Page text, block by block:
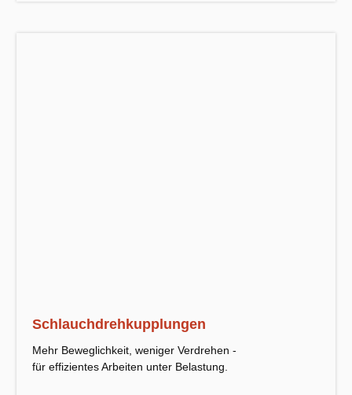
Schlauchdrehkupplungen
Mehr Beweglichkeit, weniger Verdrehen -
für effizientes Arbeiten unter Belastung.